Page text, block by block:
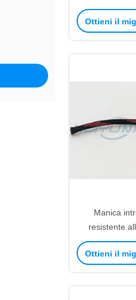
intrecciato la
Ottieni il
Manica
resistente
amichevole
del filo
Ottieni il